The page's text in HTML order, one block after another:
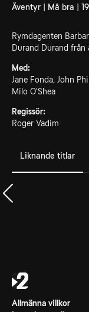
Äventyr | Må bra |
Rymdagenten
Durand Durand från
Med:
Jane Fonda, John
Milo O'Shea
Regissör:
Roger Vadim
Liknande titlar
Allmänna villkor